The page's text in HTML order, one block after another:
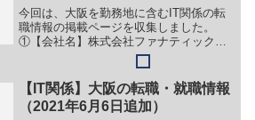
今回は、大阪を勤務地に含むIT関係の転
職情報の掲載ページを収集しました。
①【会社名】株式会社ファナティック
【職務】（１）ソリューション営業職
【勤務地】大阪市中央区瓦町2丁目3-10等
【詳細】転職・就職情報の詳細はこちら
②【会社名】株式会社ア...
【IT関係】大阪の転職・就職情報
（2021年6月6日追加）